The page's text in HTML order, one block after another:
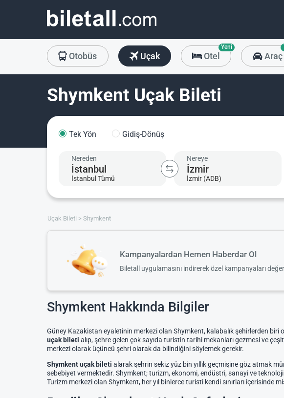
Otobüs Uçak Otel
Yeni
Araç
Shymkent Uçak Bileti
Tek Yön Gidiş-Dönüş
Nereden
İstanbul Tümü
Nereye
İzmir (ADB)
Uçak Bileti Shymkent
Kampanyalardan Hemen Haberdar Ol
Biletall uygulamasını indirerek özel kampanyaları
Shymkent Hakkında Bilgiler
Güney Kazakistan eyaletinin merkezi olan Shymkent, kalabalık şehirlerden
uçak bileti alıp, şehre gelen çok sayıda turistin tarihi mekanları gezmesi ve
merkezi olarak üçüncü şehri olarak da bilindiğini söylemek gerekir.
Shymkent uçak bileti alarak şehrin sekiz yüz bin yıllık geçmişine göz atmak
sebebiyet vermektedir. Shymkent; turizm, ekonomi, endüstri, sanayi ve teknoloji
Turizm merkezi olan Shymkent, her yıl binlerce turisti kendi sınırları içerisinde